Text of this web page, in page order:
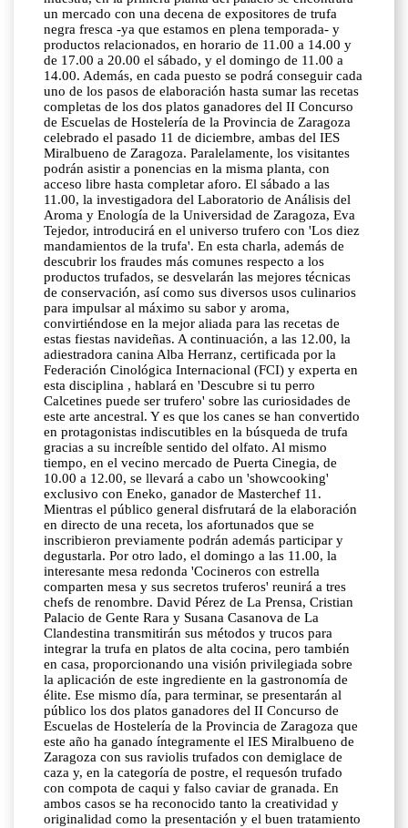
un mercado con una decena de expositores de trufa
negra fresca -ya que estamos en plena temporada- y
productos relacionados, en horario de 11.00 a 14.00 y
de 17.00 a 20.00 el sábado, y el domingo de 11.00 a
14.00. Además, en cada puesto se podrá conseguir cada
uno de los pasos de elaboración hasta sumar las recetas
completas de los dos platos ganadores del II Concurso
de Escuelas de Hostelería de la Provincia de Zaragoza
celebrado el pasado 11 de diciembre, ambas del IES
Miralbueno de Zaragoza. Paralelamente, los visitantes
podrán asistir a ponencias en la misma planta, con
acceso libre hasta completar aforo. El sábado a las
11.00, la investigadora del Laboratorio de Análisis del
Aroma y Enología de la Universidad de Zaragoza, Eva
Tejedor, introducirá en el universo trufero con 'Los diez
mandamientos de la trufa'. En esta charla, además de
descubrir los fraudes más comunes respecto a los
productos trufados, se desvelarán las mejores técnicas
de conservación, así como sus diversos usos culinarios
para impulsar al máximo su sabor y aroma,
convirtiéndose en la mejor aliada para las recetas de
estas fiestas navideñas. A continuación, a las 12.00, la
adiestradora canina Alba Herranz, certificada por la
Federación Cinológica Internacional (FCI) y experta en
esta disciplina , hablará en 'Descubre si tu perro
Calcetines puede ser trufero' sobre las curiosidades de
este arte ancestral. Y es que los canes se han convertido
en protagonistas indiscutibles en la búsqueda de trufa
gracias a su increíble sentido del olfato. Al mismo
tiempo, en el vecino mercado de Puerta Cinegia, de
10.00 a 12.00, se llevará a cabo un 'showcooking'
exclusivo con Eneko, ganador de Masterchef 11.
Mientras el público general disfrutará de la elaboración
en directo de una receta, los afortunados que se
inscribieron previamente podrán además participar y
degustarla. Por otro lado, el domingo a las 11.00, la
interesante mesa redonda 'Cocineros con estrella
comparten mesa y sus secretos truferos' reunirá a tres
chefs de renombre. David Pérez de La Prensa, Cristian
Palacio de Gente Rara y Susana Casanova de La
Clandestina transmitirán sus métodos y trucos para
integrar la trufa en platos de alta cocina, pero también
en casa, proporcionando una visión privilegiada sobre
la aplicación de este ingrediente en la gastronomía de
élite. Ese mismo día, para terminar, se presentarán al
público los dos platos ganadores del II Concurso de
Escuelas de Hostelería de la Provincia de Zaragoza que
este año ha ganado íntegramente el IES Miralbueno de
Zaragoza con sus raviolis trufados con demiglace de
caza y, en la categoría de postre, el requesón trufado
con compota de caqui y falso caviar de granada. En
ambos casos se ha reconocido tanto la creatividad y
originalidad como la presentación y el buen tratamiento